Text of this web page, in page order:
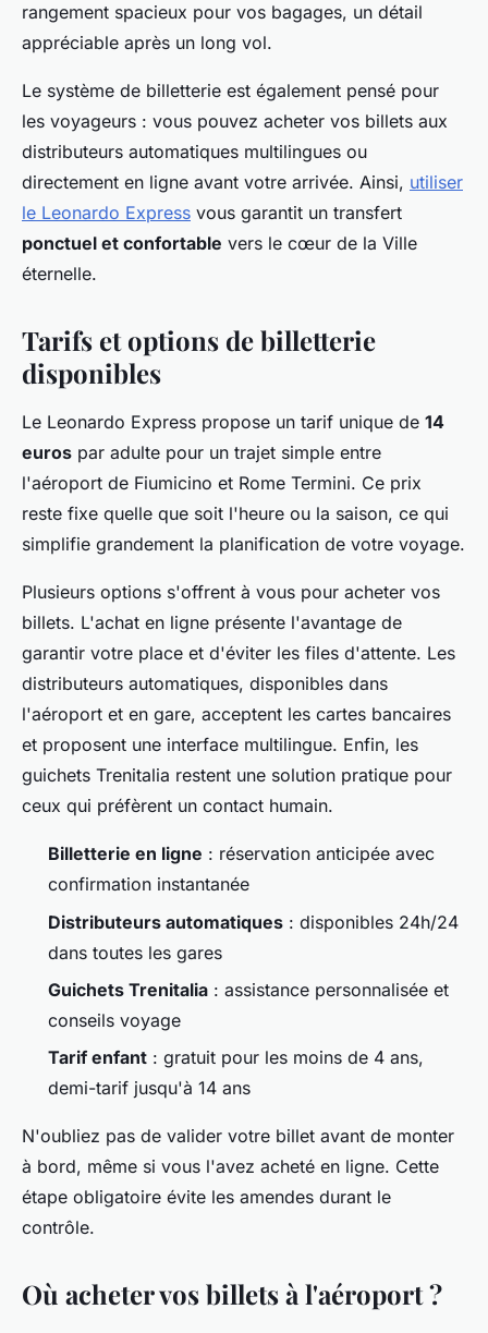
rangement spacieux pour vos bagages, un détail
appréciable après un long vol.
Le système de billetterie est également pensé pour
les voyageurs : vous pouvez acheter vos billets aux
distributeurs automatiques multilingues ou
directement en ligne avant votre arrivée. Ainsi, utiliser
le Leonardo Express vous garantit un transfert
ponctuel et confortable vers le cœur de la Ville
éternelle.
Tarifs et options de billetterie
disponibles
Le Leonardo Express propose un tarif unique de 14
euros par adulte pour un trajet simple entre
l'aéroport de Fiumicino et Rome Termini. Ce prix
reste fixe quelle que soit l'heure ou la saison, ce qui
simplifie grandement la planification de votre voyage.
Plusieurs options s'offrent à vous pour acheter vos
billets. L'achat en ligne présente l'avantage de
garantir votre place et d'éviter les files d'attente. Les
distributeurs automatiques, disponibles dans
l'aéroport et en gare, acceptent les cartes bancaires
et proposent une interface multilingue. Enfin, les
guichets Trenitalia restent une solution pratique pour
ceux qui préfèrent un contact humain.
Billetterie en ligne : réservation anticipée avec
confirmation instantanée
Distributeurs automatiques : disponibles 24h/24
dans toutes les gares
Guichets Trenitalia : assistance personnalisée et
conseils voyage
Tarif enfant : gratuit pour les moins de 4 ans,
demi-tarif jusqu'à 14 ans
N'oubliez pas de valider votre billet avant de monter
à bord, même si vous l'avez acheté en ligne. Cette
étape obligatoire évite les amendes durant le
contrôle.
Où acheter vos billets à l'aéroport ?